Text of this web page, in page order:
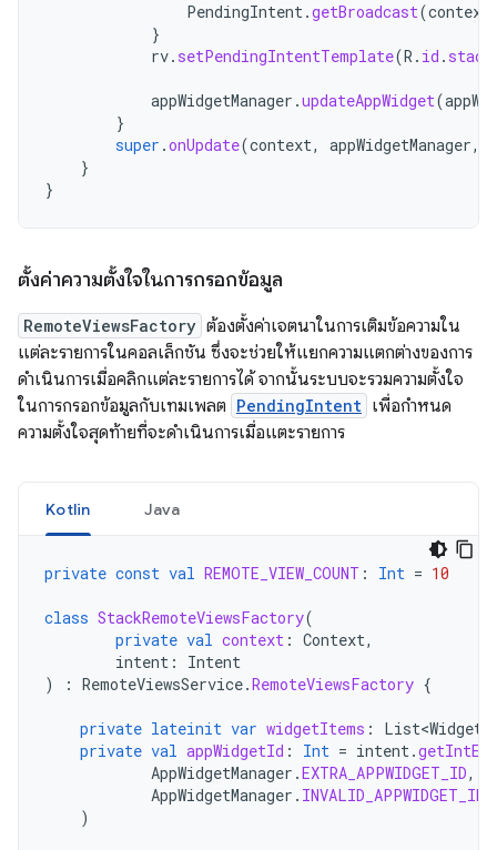
PendingIntent.getBroadcast(context
}
rv. setPendingIntentTemplate(R . id .
appWidgetManager .updateAppWidget(
}
super .onUpdate(context, appWidgetManager,
}
}
ตั้งค่าความตั้งใจในการกรอกข้อมูล
RemoteViewsFactory ต้องตั้งค่าเจตนาในการเติมข้อความใน
แต่ละรายการในคอลเล็กชัน ซึ่งจะช่วยให้แยกความแตกต่างของการ
ดำเนินการเมื่อคลิกแต่ละรายการได้ จากนั้นระบบจะรวมความตั้งใจ
ในการกรอกข้อมูลกับเทมเพลต PendingIntent เพื่อกำหนด
ความตั้งใจสุดท้ายที่จะดำเนินการเมื่อแตะรายการ
Kotlin Java
private const val REMOTE_VIEW_COUNT : Int = 10
class StackRemoteViewsFactory(
private val context : Context,
intent :
Intent
)
: RemoteViewsService.RemoteViewsFactory {
private lateinit var widgetItems :
private val appWidgetId : Int = intent.
AppWidgetManager .EXTRA_APPWIDGET_ID,
AppWidgetManager . INVALID_APPWIDGET_ID
)